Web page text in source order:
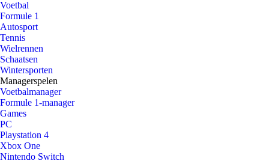
Voetbal
Formule 1
Autosport
Tennis
Wielrennen
Schaatsen
Wintersporten
Managerspelen
Voetbalmanager
Formule 1-manager
Games
PC
Playstation 4
Xbox One
Nintendo Switch